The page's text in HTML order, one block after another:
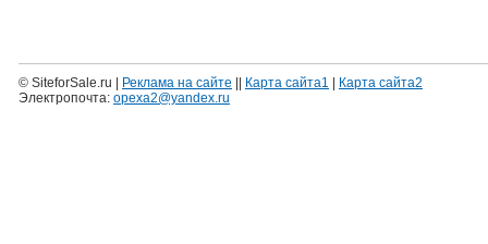
© SiteforSale.ru | Реклама на сайте Карта сайта1
Карта сайта2
Электропочта: opexa2@yandex.ru